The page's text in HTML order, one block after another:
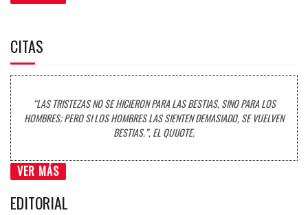
CITAS
“LAS TRISTEZAS NO SE HICIERON PARA LAS BESTIAS, SINO PARA LOS
HOMBRES; PERO SI LOS HOMBRES LAS SIENTEN DEMASIADO, SE VUELVEN
BESTIAS.”, EL QUIJOTE.
VER MÁS
EDITORIAL